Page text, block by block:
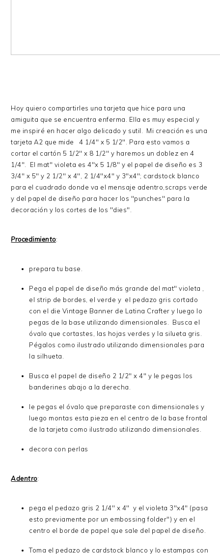
Hoy quiero compartirles una tarjeta que hice para una
amiguita que se encuentra enferma. Ella es muy especial y
me inspiré en hacer algo delicado y sutil. Mi creación es una
tarjeta A2 que mide 4 1/4" x 5 1/2". Para esto vamos a
cortar el cartón 5 1/2" x 8 1/2" y haremos un doblez en 4
1/4". El mat" violeta es 4"x 5 1/8" y el papel de diseño es 3
3/4" x 5" y 2 1/2" x 4", 2 1/4"x4" y 3"x4"; cardstock blanco
para el cuadrado donde va el mensaje adentro,scraps verde
y del papel de diseño para hacer los "punches" para la
decoración y los cortes de los "dies".
Procedimiento:
prepara tu base.
Pega el papel de diseño más grande del mat" violeta ,
el strip de bordes, el verde y el pedazo gris cortado
con el die Vintage Banner de Latina Crafter y luego lo
pegas de la base utilizando dimensionales. Busca el
óvalo que cortastes, las hojas verdes y la silueta gris.
Pégalos como ilustrado utilizando dimensionales para
la silhueta.
Busca el papel de diseño 2 1/2" x 4" y le pegas los
banderines abajo a la derecha.
le pegas el óvalo que preparaste con dimensionales y
luego montas esta pieza en el centro de la base frontal
de la tarjeta como ilustrado utilizando dimensionales.
decora con perlas
Adentro:
pega el pedazo gris 2 1/4" x 4" y el violeta 3"x4" (pasa
esto previamente por un embossing folder") y en el
centro el borde de papel que sale del papel de diseño.
Toma el pedazo de cardstock blanco y lo estampas con